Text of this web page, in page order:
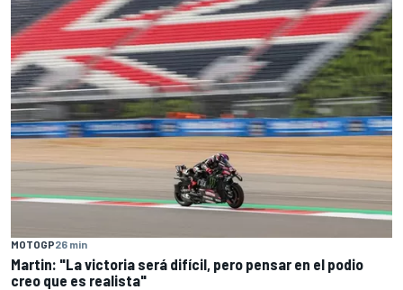
MOTOGP26 min
Martin: "La victoria será difícil, pero pensar en el podio
creo que es realista"